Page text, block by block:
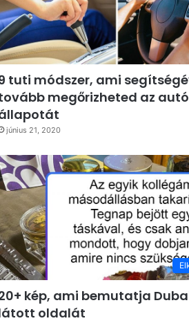
tuti módszer, ami
megőrizheted az
június 21, 2020
kép, ami bemutatja
oldalát